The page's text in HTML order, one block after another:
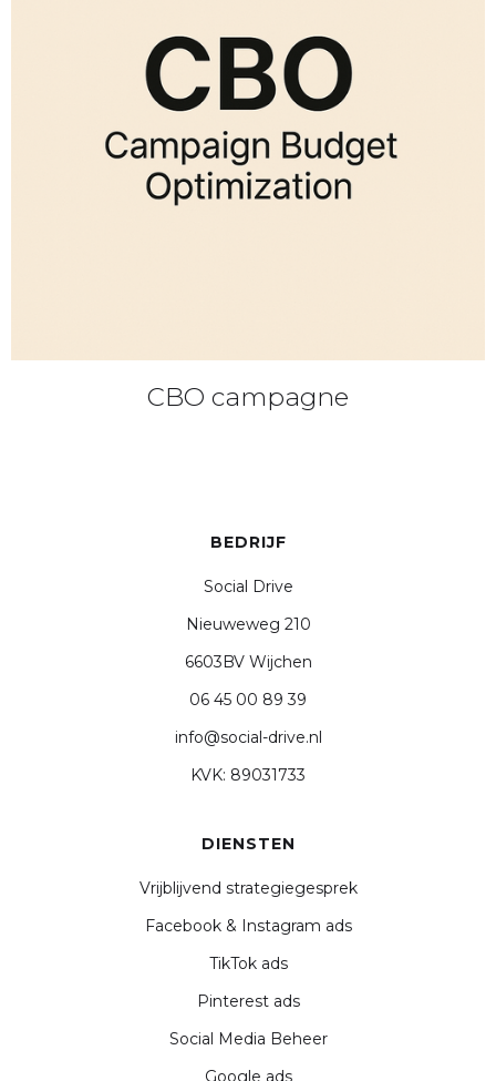
CBO campagne
BEDRIJF
Social Drive
Nieuweweg 210
6603BV Wijchen
06 45 00 89 39
info@social-drive.nl
KVK: 89031733
DIENSTEN
Vrijblijvend strategiegesprek
Facebook & Instagram ads
TikTok ads
Pinterest ads
Social Media Beheer
Google ads